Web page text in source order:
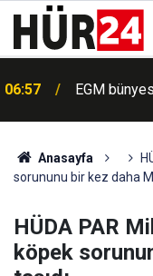
06:57 EGM
Anasayfa
sorununu bir kez daha
HÜDA PAR
köpek